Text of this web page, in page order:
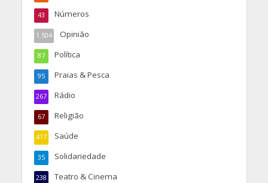
Números
43
Opinião
1.504
Política
87
Praias & Pesca
95
Rádio
267
Religião
67
Saúde
417
Solidariedade
35
Teatro & Cinema
238